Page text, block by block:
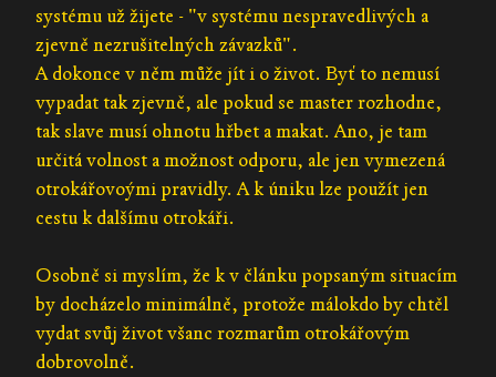
systému už žijete - "v systému nespravedlivých a
zjevně nezrušitelných závazků".
A dokonce v něm může jít i o život. Byť to nemusí
vypadat tak zjevně, ale pokud se master rozhodne,
tak slave musí ohnotu hřbet a makat. Ano, je tam
určitá volnost a možnost odporu, ale jen vymezená
otrokářovoými pravidly. A k úniku lze použít jen
cestu k dalšímu otrokáři.
Osobně si myslím, že k v článku popsaným situacím
by docházelo minimálně, protože málokdo by chtěl
vydat svůj život všanc rozmarům otrokářovým
dobrovolně.